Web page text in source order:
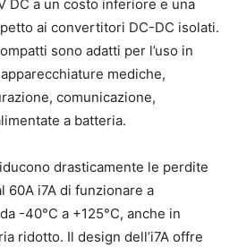
DC a un costo inferiore e una
ai convertitori DC-DC isolati.
sono adatti per l’uso in
mediche,
comunicazione,
a batteria.
drasticamente le perdite
60A i7A di funzionare a
-40°C a +125°C, anche in
ridotto. Il design dell’i7A offre